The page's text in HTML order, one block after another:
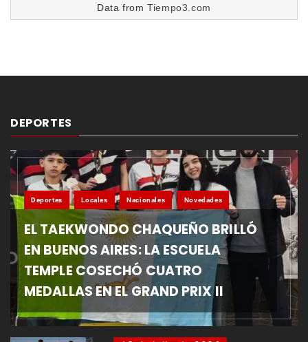
Data fromTiempo3.com
DEPORTES
Deportes Locales Nacionales Novedades
EL TAEKWONDO CHAQUEÑO BRILLÓ
EN BUENOS AIRES: LA ESCUELA
TEMPLE COSECHÓ CUATRO
MEDALLAS EN EL GRAND PRIX II